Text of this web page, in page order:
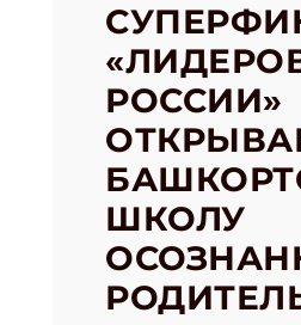
РОССИИ»
ШКОЛУ